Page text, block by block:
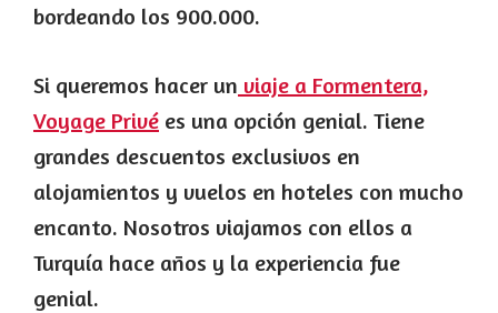
bordeando los 900.000.
Si queremos hacer un viaje a Formentera,
Voyage Privé es una opción genial. Tiene
grandes descuentos exclusivos en
alojamientos y vuelos en hoteles con mucho
encanto. Nosotros viajamos con ellos a
Turquía hace años y la experiencia fue
genial.